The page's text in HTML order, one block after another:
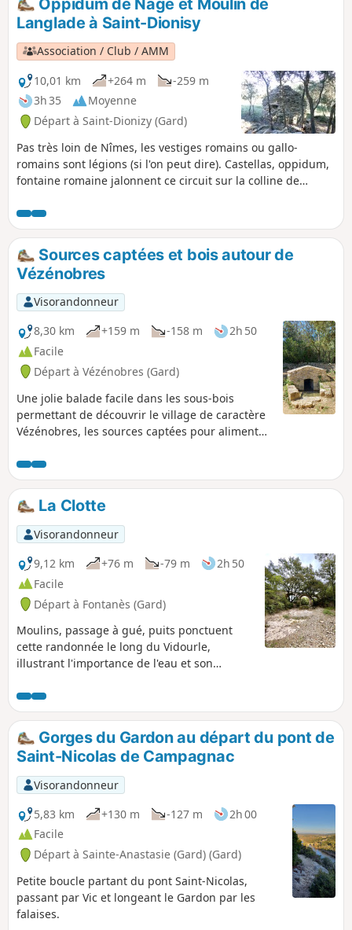
Oppidum de Nage et Moulin de
Langlade à Saint-Dionisy
Association / Club / AMM
10,01 km
+264 m
-259 m
3h 35
Moyenne
Départ à Saint-Dionizy (Gard)
Pas très loin de Nîmes, les vestiges romains ou gallo-
romains sont légions (si l'on peut dire). Castellas, oppidum,
fontaine romaine jalonnent ce circuit sur la colline de
région de la Vaunage : Saint-Dionisy au Nord, Nages et
Solorgues au Sud, Langlade à l'Est avec son joli moulin.
Sources captées et bois autour de
Vézénobres
Visorandonneur
8,30 km
+159 m -158 m
2h 50
Facile
Départ à Vézénobres (Gard)
Une jolie balade facile dans les sous-bois
permettant de découvrir le village de caractère
Vézénobres, les sources captées pour alimenter
Cévennes. Toute la randonnée suit des chemins
de randonnée balisés.
La Clotte
Visorandonneur
9,12 km
+76 m -79 m
2h 50
Facile
Départ à Fontanès (Gard)
Moulins, passage à gué, puits ponctuent
cette randonnée le long du Vidourle,
illustrant l'importance de l'eau et son
Gorges du Gardon au départ du pont de
Saint-Nicolas de Campagnac
Visorandonneur
5,83 km
+130 m -127 m
2h 00
Facile
Départ à Sainte-Anastasie (Gard) (Gard)
Petite boucle partant du pont Saint-Nicolas,
passant par Vic et longeant le Gardon par les
falaises.